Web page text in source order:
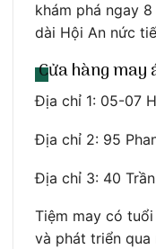
khám phá ngay
dài Hội An nức
Cửa hàng may
Địa chỉ 1: 05-07
Địa chỉ 2: 95
Địa chỉ 3: 40
Tiệm may có
và phát triển qua